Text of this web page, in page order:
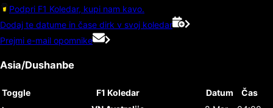
Podpri F1 Koledar, kupi nam kavo.
Dodaj te datume in čase dirk v svoj koledar
Prejmi e-mail opomnike
Asia/Dushanbe
Toggle F1 Koledar Datum
Čas